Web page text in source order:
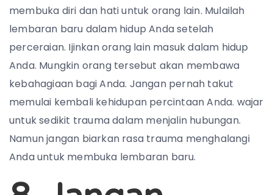
membuka diri dan hati untuk orang lain. Mulailah
lembaran baru dalam hidup Anda setelah
perceraian. Ijinkan orang lain masuk dalam hidup
Anda. Mungkin orang tersebut akan membawa
kebahagiaan bagi Anda. Jangan pernah takut
memulai kembali kehidupan percintaan Anda. wajar
untuk sedikit trauma dalam menjalin hubungan.
Namun jangan biarkan rasa trauma menghalangi
Anda untuk membuka lembaran baru.